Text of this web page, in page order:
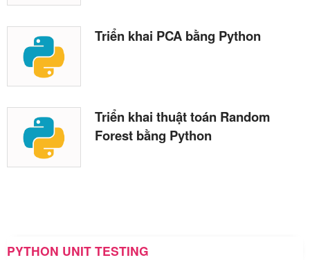
Triển khai PCA bằng Python
Triển khai thuật toán Random
Forest bằng Python
PYTHON UNIT TESTING